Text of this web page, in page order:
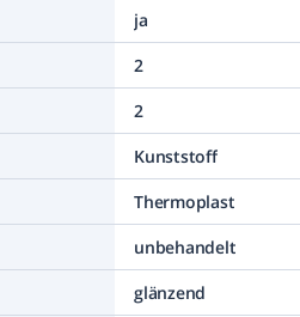
ja
2
2
Kunststoff
Thermoplast
unbehandelt
glänzend